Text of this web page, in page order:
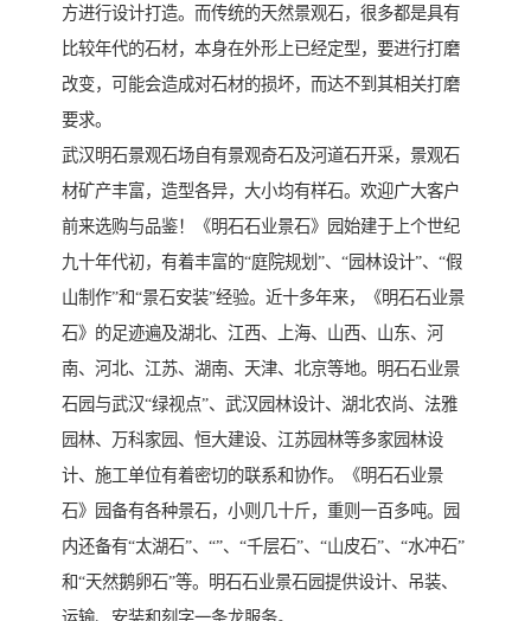
方进行设计打造。而传统的天然景观石，很多都是具有
比较年代的石材，本身在外形上已经定型，要进行打磨
改变，可能会造成对石材的损坏，而达不到其相关打磨
要求。
武汉明石景观石场自有景观奇石及河道石开采，景观石
材矿产丰富，造型各异，大小均有样石。欢迎广大客户
前来选购与品鉴！《明石石业景石》园始建于上个世纪
九十年代初，有着丰富的“庭院规划”、“园林设计”、“假
山制作”和“景石安装”经验。近十多年来，《明石石业景
石》的足迹遍及湖北、江西、上海、山西、山东、河
南、河北、江苏、湖南、天津、北京等地。明石石业景
石园与武汉“绿视点”、武汉园林设计、湖北农尚、法雅
园林、万科家园、恒大建设、江苏园林等多家园林设
计、施工单位有着密切的联系和协作。《明石石业景
石》园备有各种景石，小则几十斤，重则一百多吨。园
内还备有“太湖石”、“”、“千层石”、“山皮石”、“水冲石”
和“天然鹅卵石”等。明石石业景石园提供设计、吊装、
运输、安装和刻字一条龙服务。